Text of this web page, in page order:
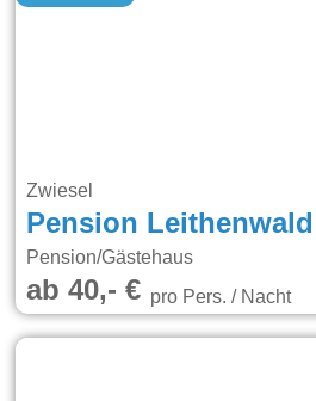
Zwiesel
Pension Leithenwald
Pension/Gästehaus
ab 40,- €pro Pers. / Nacht